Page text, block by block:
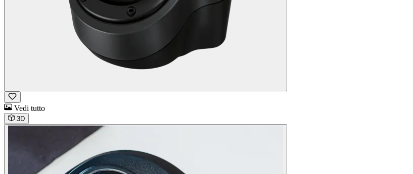
Vedi tutto
3D